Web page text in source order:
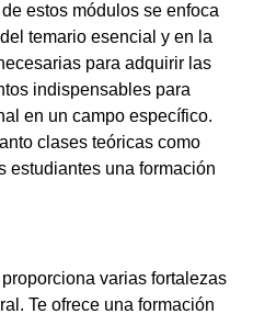
estos módulos se enfoca
temario esencial y en la
para adquirir las
indispensables para
en un campo específico.
clases teóricas como
estudiantes una formación
varias fortalezas
Te ofrece una formación